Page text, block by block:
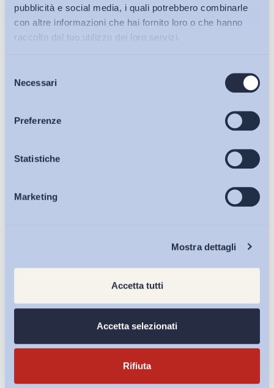
pubblicità e social media, i quali potrebbero combinarle
con altre informazioni che hai fornito loro o che hanno
raccolto dal tuo utilizzo dei loro servizi.
delNecessari
Preferenze
Statistiche
Marketing
Mostra dettagli
Accetta tutti
Accetta selezionati
Rifiuta
Bollettini ADAPT
Articoli
Osservatori
Eventi